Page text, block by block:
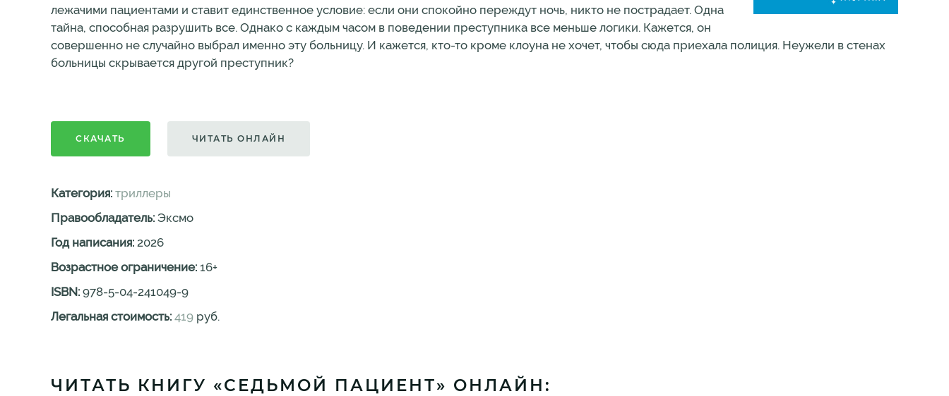
лежачими пациентами и ставит единственное условие: если они спокойно переждут ночь, никто не пострадает. Одна
тайна, способная разрушить все. Однако с каждым часом в поведении преступника все меньше логики. Кажется, он
совершенно не случайно выбрал именно эту больницу. И кажется, кто-то кроме клоуна не хочет, чтобы сюда приехала полиция. Неужели в стенах
больницы скрывается другой преступник?
СКАЧАТЬ ЧИТАТЬ ОНЛАЙН
Категория: триллеры
Правообладатель: Эксмо
Год написания: 2026
Возрастное ограничение: 16+
ISBN: 978-5-04-241049-9
Легальная стоимость: 419 руб.
ЧИТАТЬ КНИГУ «СЕДЬМОЙ ПАЦИЕНТ» ОНЛАЙН: